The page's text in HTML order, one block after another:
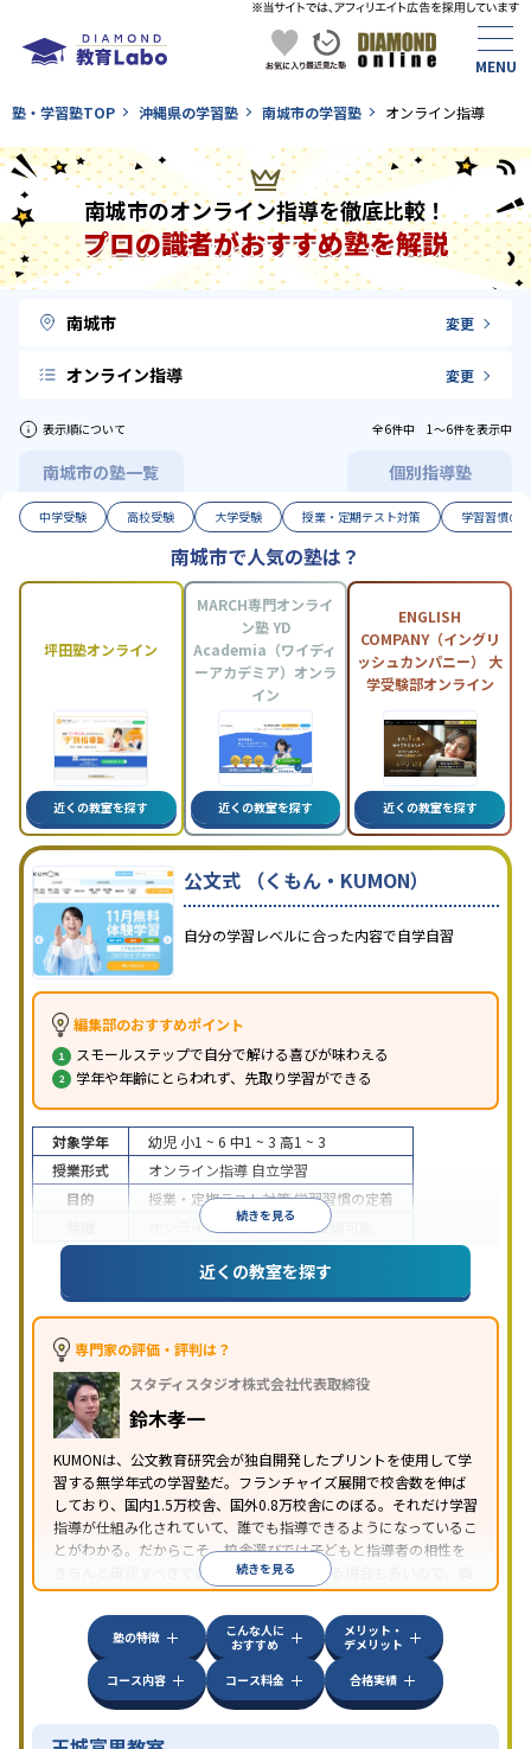
塾・学習塾TOP 沖縄県の学習塾 南城市の学習塾 オンライン指導
南城市のオンライン指導を徹底比較！
プロの識者がおすすめ塾を解説
南城市 変更
オンライン指導 変更
表示順について 全6件中 1〜6件を表示中
南城市の塾一覧 個別指導塾
中学受験 高校受験 大学受験 授業・定期テスト対策 学習習慣の
南城市で人気の塾は？
坪田塾オンライン
近くの教室を探す
MARCH専門オンライ
ン塾 YD
Academia（ワイディ
ーアカデミア）オンラ
イン
近くの教室を探す
ENGLISH
COMPANY（イングリ
ッシュカンパニー） 大
学受験部オンライン
近くの教室を探す
公文式 （くもん・KUMON）
自分の学習レベルに合った内容で自学自習
編集部のおすすめポイント
スモールステップで自分で解ける喜びが味わえる
学年や年齢にとらわれず、先取り学習ができる
続きを見る
対象学年 幼児 小1 ~ 6 中1 ~ 3 高1 ~ 3
授業形式
オンライン指導 自立学習
目的
授業・定期テスト対策学習習慣の定着
オンライン対応1科目から受講可能
近くの教室を探す
専門家の評価・評判は？
スタディスタジオ株式会社代表取締役
鈴木孝一
KUMONは、公文教育研究会が独自開発したプリントを使用して学
習する無学年式の学習塾だ。フランチャイズ展開で校舎数を伸ば
しており、国内1.5万校舎、国外0.8万校舎にのぼる。それだけ学習
指導が仕組み化されていて、誰でも指導できるようになっているこ
とがわかる。だからこそ、校舎選びでは子どもと指導者の相性を
きちんと確認すべきである。近所に2校舎ある場合も多いので、両
方見学してみることをオススメする。
続きを見る
塾の特徴
こんな人に
おすすめ
メリット・
デメリット
コース内容
コース料金 合格実績